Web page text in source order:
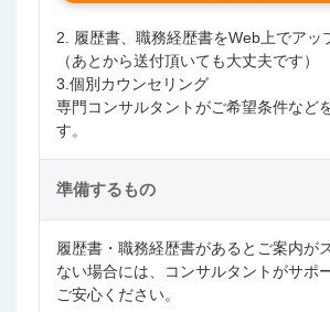
2. 履歴書、職務経歴書をWeb上でアッ
（あとから送付頂いても大丈夫です）
3.個別カウンセリング
専門コンサルタントがご希望条件など
す。
準備するもの
履歴書・職務経歴書があるとご案内が
ない場合には、コンサルタントがサポ
ご安心ください。